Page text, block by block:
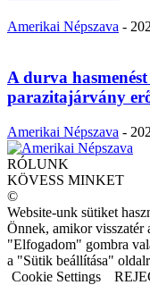
Amerikai Népszava -
A durva
parazitajárvány
Amerikai Népszava -
RÓLUNK
KÖVESS MINKET
©
Website-unk sütiket
Önnek, amikor
"Elfogadom" gombra
a "Sütik beállítása"
Cookie Settings